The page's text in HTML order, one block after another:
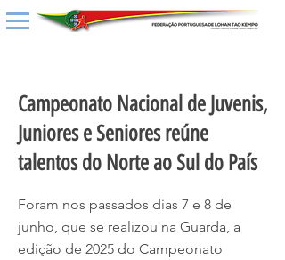
Campeonato Nacional de Juvenis,
Juniores e Seniores reúne
talentos do Norte ao Sul do País
Foram nos passados dias 7 e 8 de
junho, que se realizou na Guarda, a
edição de 2025 do Campeonato